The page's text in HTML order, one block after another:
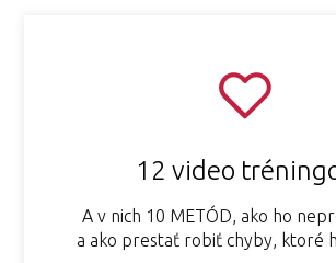
12 video
A v nich 10 METÓD, ako ho
a ako prestať robiť chyby, ktoré